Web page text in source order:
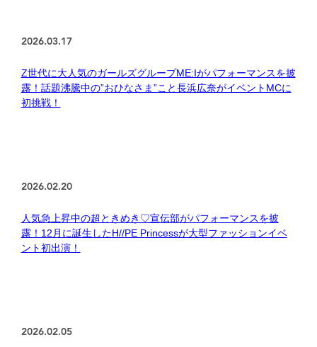
2026.03.17
Z世代に大人気のガールズグループME:Iがパフォーマンスを披
露！話題沸騰中の”おひなさま”こと長浜広奈がイベントMCに
初挑戦！
2026.02.20
人気急上昇中の超ときめき♡宣伝部がパフォーマンスを披
露！12月に誕生したH//PE Princessが大型ファッションイベ
ント初出演！
2026.02.05